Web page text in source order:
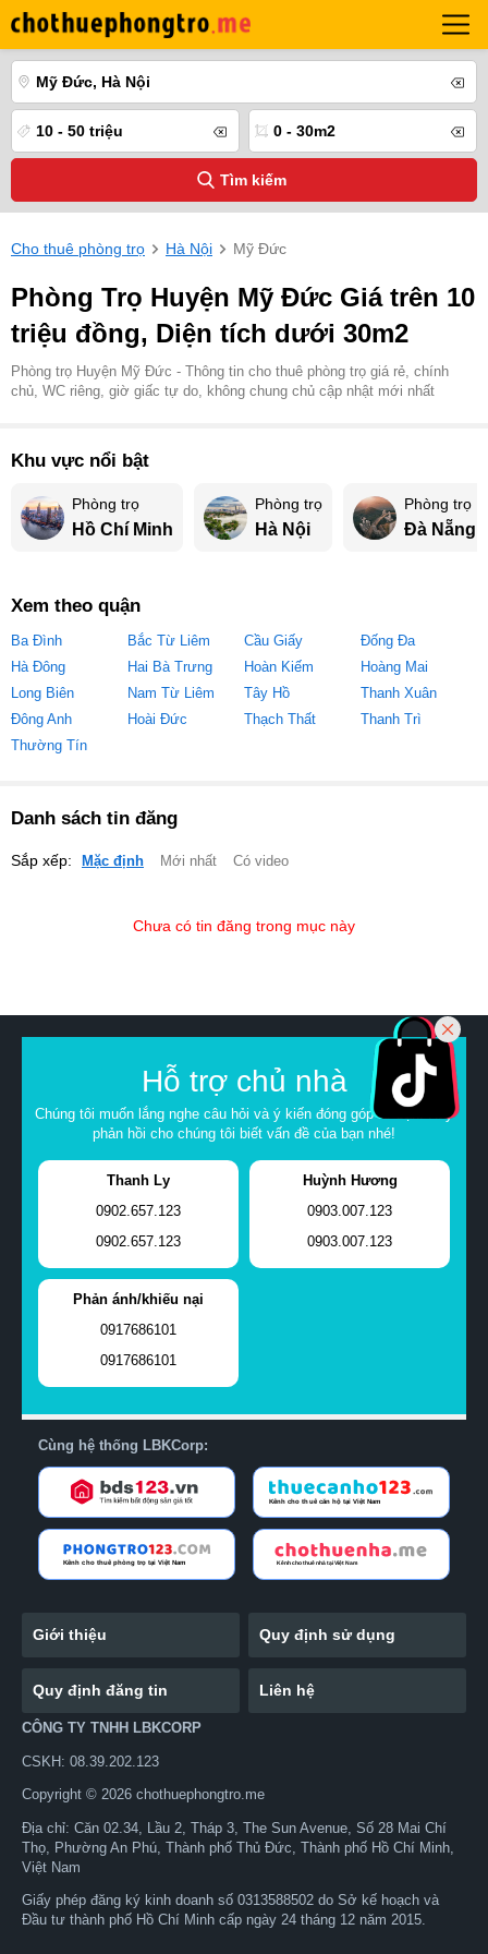
Mỹ Đức, Hà Nội
10 - 50 triệu 0 - 30m2
Tìm kiếm
Cho thuê phòng trọ Hà Nội Mỹ Đức
Phòng Trọ Huyện Mỹ Đức Giá trên 10
triệu đồng, Diện tích dưới 30m2
Phòng trọ Huyện Mỹ Đức - Thông tin cho thuê phòng trọ giá rẻ, chính
chủ, WC riêng, giờ giấc tự do, không chung chủ cập nhật mới nhất
Khu vực nổi bật
Phòng trọ
Hồ Chí Minh
Phòng trọ
Hà Nội
Phòng trọ
Đà Nẵng
Xem theo quận
Ba Đình Bắc Từ Liêm Cầu Giấy
Đống Đa
Hà Đông
Hai Bà Trưng Hoàn Kiếm
Hoàng Mai
Long Biên
Nam Từ Liêm Tây Hồ
Thanh Xuân
Đông Anh
Hoài Đức Thạch Thất
Thanh Trì
Thường Tín
Danh sách tin đăng
Sắp xếp: Mặc định Mới nhất Có video
Chưa có tin đăng trong mục này
Hỗ trợ chủ nhà
Chúng tôi muốn lắng nghe câu hỏi và ý kiến đóng góp từ bạn. Hãy
phản hồi cho chúng tôi biết vấn đề của bạn nhé!
Thanh Ly
0902.657.123
0902.657.123
Huỳnh Hương
0903.007.123
0903.007.123
Phản ánh/khiếu nại
0917686101
0917686101
Cùng hệ thống LBKCorp:
Giới thiệu Quy định sử dụng
Quy định đăng tin Liên hệ
CÔNG TY TNHH LBKCORP
CSKH: 08.39.202.123
Copyright © 2026 chothuephongtro.me
Địa chỉ: Căn 02.34, Lầu 2, Tháp 3, The Sun Avenue, Số 28 Mai Chí
Thọ, Phường An Phú, Thành phố Thủ Đức, Thành phố Hồ Chí Minh,
Việt Nam
Giấy phép đăng ký kinh doanh số 0313588502 do Sở kế hoạch và
Đầu tư thành phố Hồ Chí Minh cấp ngày 24 tháng 12 năm 2015.